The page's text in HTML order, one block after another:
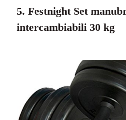
5. Festnight Set
intercambiabili 30 kg